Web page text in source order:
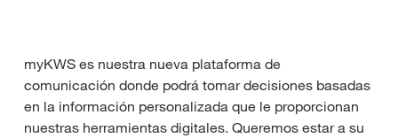
myKWS es nuestra nueva plataforma de
comunicación donde podrá tomar decisiones basadas
en la información personalizada que le proporcionan
nuestras herramientas digitales. Queremos estar a su